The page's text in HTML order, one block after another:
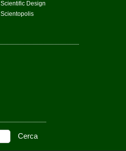
Scientific Design
Scientopolis